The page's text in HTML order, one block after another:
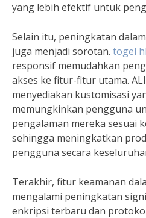
yang lebih efektif untuk
Selain itu, peningkatan
juga menjadi sorotan. togel
responsif memudahkan
akses ke fitur-fitur utama.
menyediakan kustomisasi
memungkinkan pengguna
pengalaman mereka sesuai
sehingga meningkatkan
pengguna secara
Terakhir, fitur keamanan
mengalami peningkatan
enkripsi terbaru dan